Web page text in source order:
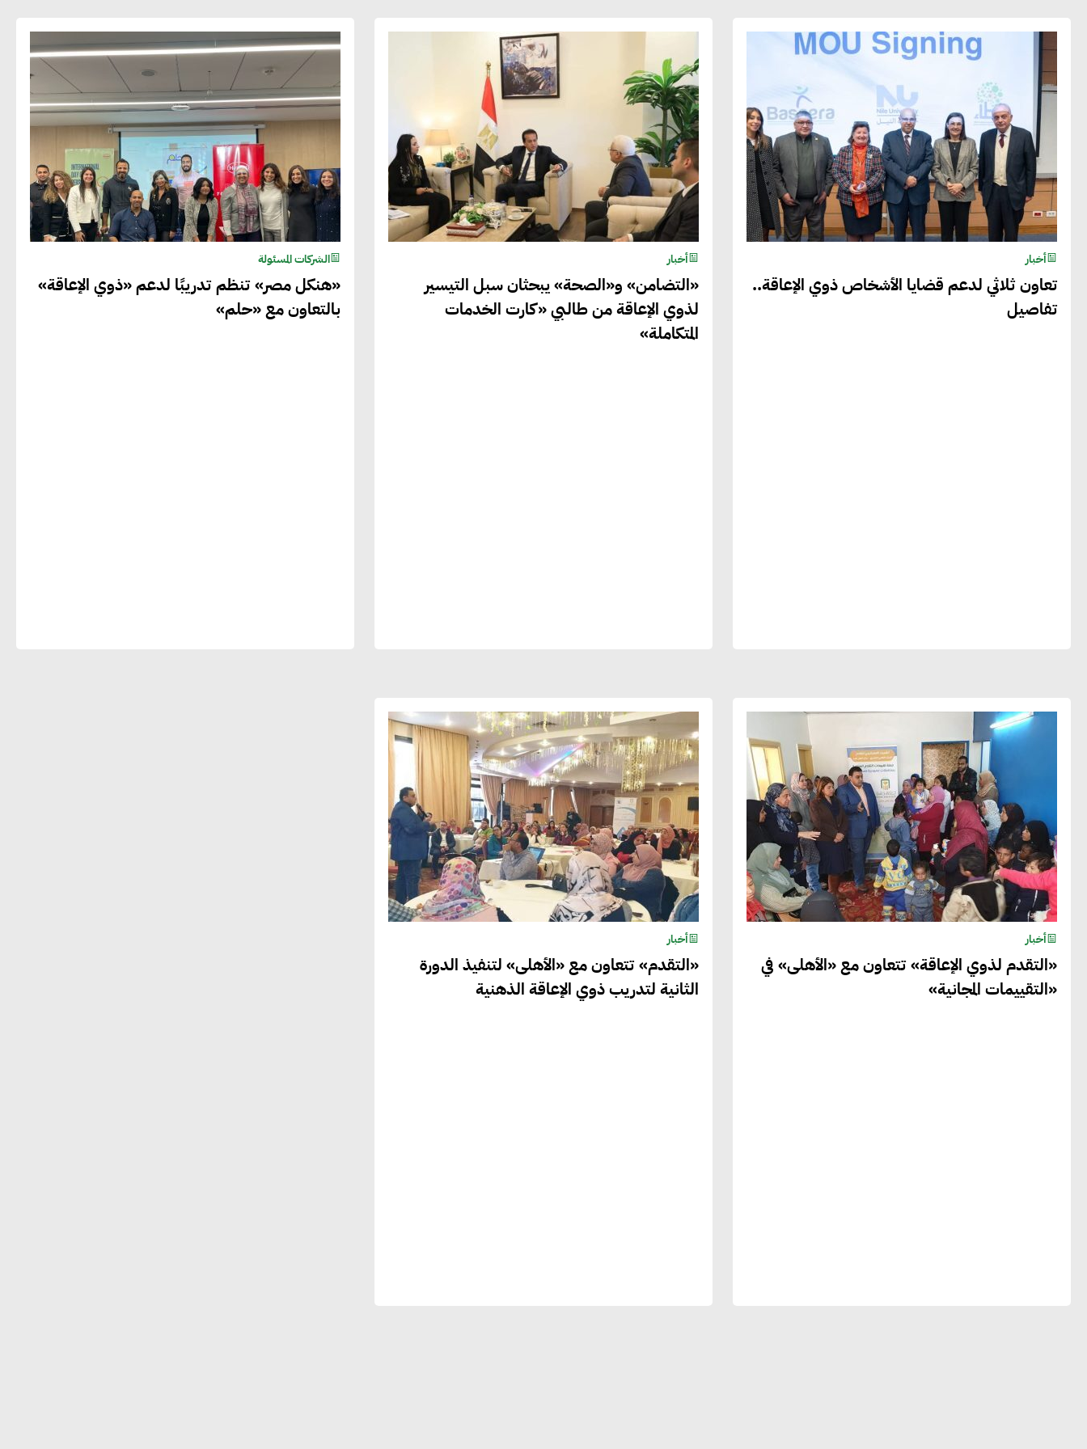
أخبار
تعاون ثلاثي لدعم قضايا الأشخاص ذوي الإعاقة..
تفاصيل
أخبار
«التضامن» و«الصحة» يبحثان سبل التيسير
لذوي الإعاقة من طالبي «كارت الخدمات
المتكاملة»
الشركات المسئولة
«هنكل مصر» تنظم تدريبًا لدعم «ذوي الإعاقة»
بالتعاون مع «حلم»
أخبار
«التقدم لذوي الإعاقة» تتعاون مع «الأهلى» في
«التقييمات المجانية»
أخبار
«التقدم» تتعاون مع «الأهلى» لتنفيذ الدورة
الثانية لتدريب ذوي الإعاقة الذهنية